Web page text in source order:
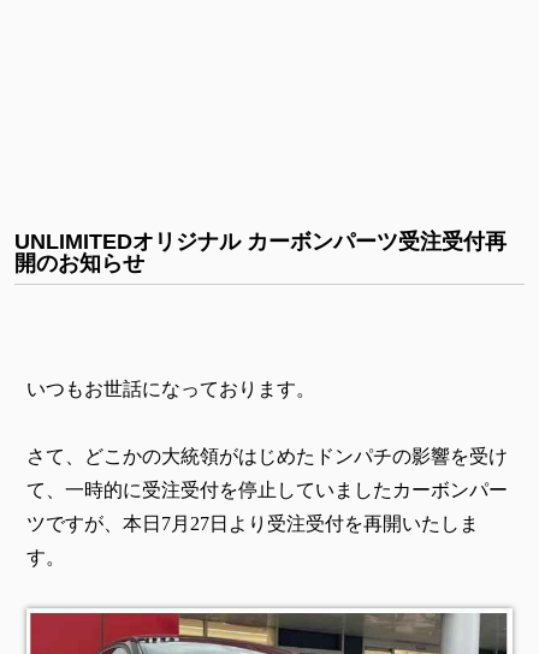
UNLIMITEDオリジナル カーボンパーツ受注受付再
開のお知らせ
いつもお世話になっております。
さて、どこかの大統領がはじめたドンパチの影響を受け
て、一時的に受注受付を停止していましたカーボンパー
ツですが、本日7月27日より受注受付を再開いたしま
す。